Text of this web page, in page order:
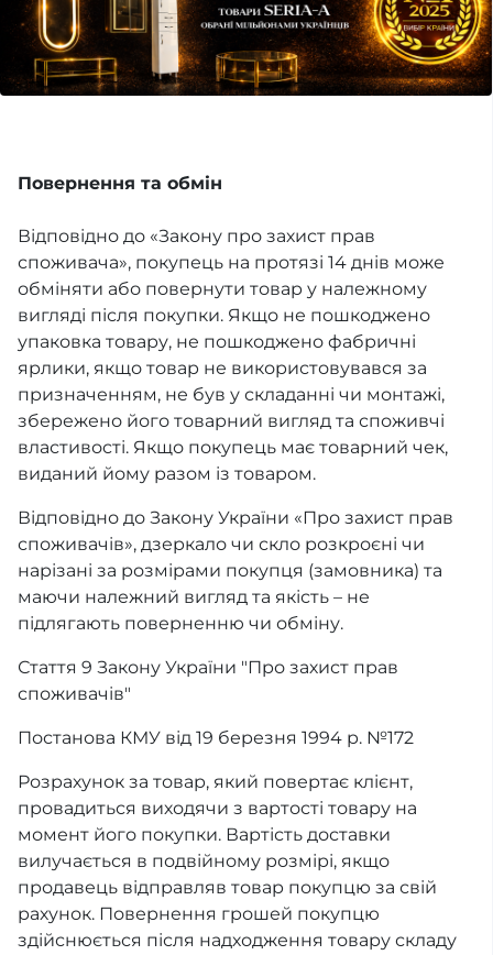
Повернення та обмін
Відповідно до «Закону про захист прав
споживача», покупець на протязі 14 днів може
обміняти або повернути товар у належному
вигляді після покупки. Якщо не пошкоджено
упаковка товару, не пошкоджено фабричні
ярлики, якщо товар не використовувався за
призначенням, не був у складанні чи монтажі,
збережено його товарний вигляд та споживчі
властивості. Якщо покупець має товарний чек,
виданий йому разом із товаром.
Відповідно до Закону України «Про захист прав
споживачів», дзеркало чи скло розкроєні чи
нарізані за розмірами покупця (замовника) та
маючи належний вигляд та якість – не
підлягають поверненню чи обміну.
Стаття 9 Закону України "Про захист прав
споживачів"
Постанова КМУ від 19 березня 1994 р. №172
Розрахунок за товар, який повертає клієнт,
провадиться виходячи з вартості товару на
момент його покупки. Вартість доставки
вилучається в подвійному розмірі, якщо
продавець відправляв товар покупцю за свій
рахунок. Повернення грошей покупцю
здійснюється після надходження товару складу